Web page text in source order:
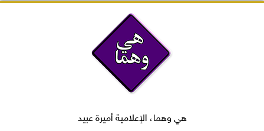
هي وهما، الإعلامية أميرة عبيد